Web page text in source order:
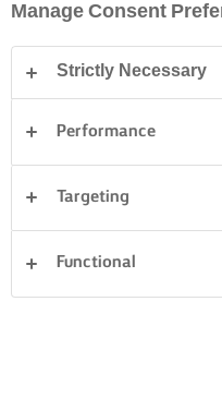
Manage Consent
Strictly Necessary
Performance
Targeting
Functional